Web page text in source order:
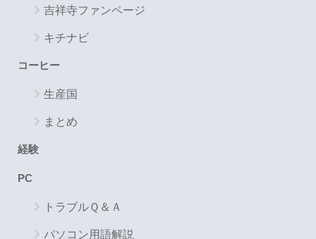
吉祥寺ファンページ
キチナビ
コーヒー
生産国
まとめ
経験
PC
トラブルＱ＆Ａ
パソコン用語解説